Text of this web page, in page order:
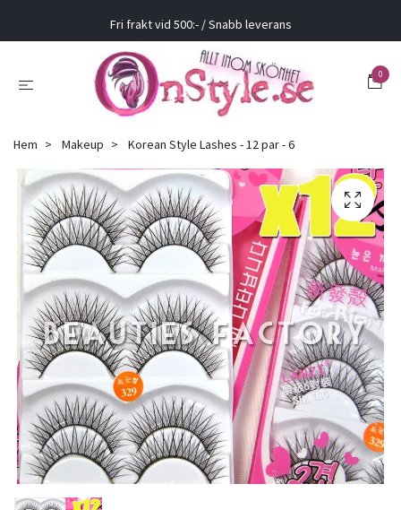
Fri frakt vid 500:- / Snabb leverans
0
Hem Makeup Korean Style Lashes - 12 par - 6